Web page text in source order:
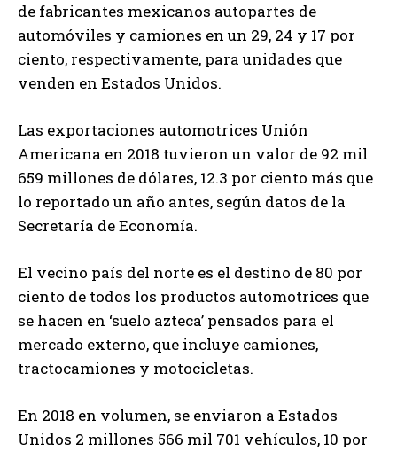
de fabricantes mexicanos autopartes de
automóviles y camiones en un 29, 24 y 17 por
ciento, respectivamente, para unidades que
venden en Estados Unidos.
Las exportaciones automotrices Unión
Americana en 2018 tuvieron un valor de 92 mil
659 millones de dólares, 12.3 por ciento más que
lo reportado un año antes, según datos de la
Secretaría de Economía.
El vecino país del norte es el destino de 80 por
ciento de todos los productos automotrices que
se hacen en ‘suelo azteca’ pensados para el
mercado externo, que incluye camiones,
tractocamiones y motocicletas.
En 2018 en volumen, se enviaron a Estados
Unidos 2 millones 566 mil 701 vehículos, 10 por